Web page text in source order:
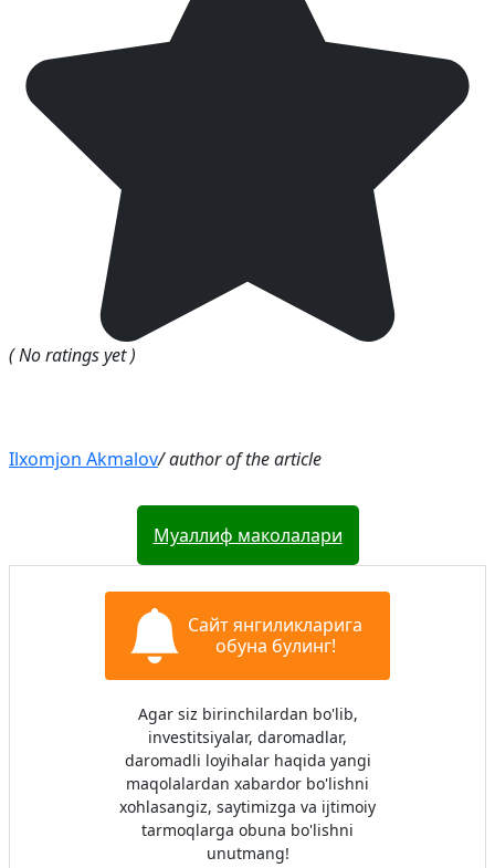
( No ratings yet )
Ilxomjon Akmalov/ author of the article
Муаллиф маколалари
Сайт янгиликларига
обуна булинг!
Agar siz birinchilardan bo'lib,
investitsiyalar, daromadlar,
daromadli loyihalar haqida yangi
maqolalardan xabardor bo'lishni
xohlasangiz, saytimizga va ijtimoiy
tarmoqlarga obuna bo'lishni
unutmang!